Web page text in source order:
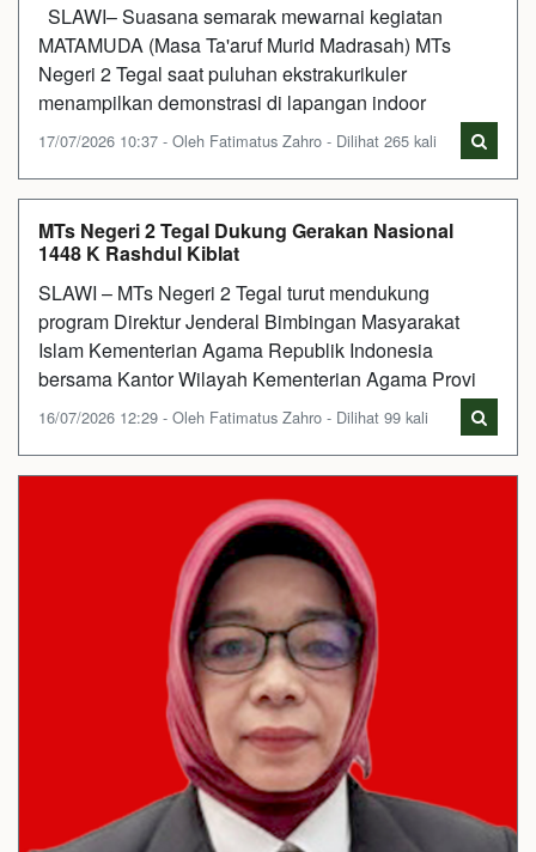
SLAWI– Suasana semarak mewarnai kegiatan
MATAMUDA (Masa Ta'aruf Murid Madrasah) MTs
Negeri 2 Tegal saat puluhan ekstrakurikuler
menampilkan demonstrasi di lapangan indoor
17/07/2026 10:37 - Oleh Fatimatus Zahro - Dilihat 265 kali
MTs Negeri 2 Tegal Dukung Gerakan Nasional
1448 K Rashdul Kiblat
SLAWI – MTs Negeri 2 Tegal turut mendukung
program Direktur Jenderal Bimbingan Masyarakat
Islam Kementerian Agama Republik Indonesia
bersama Kantor Wilayah Kementerian Agama Provi
16/07/2026 12:29 - Oleh Fatimatus Zahro - Dilihat 99 kali